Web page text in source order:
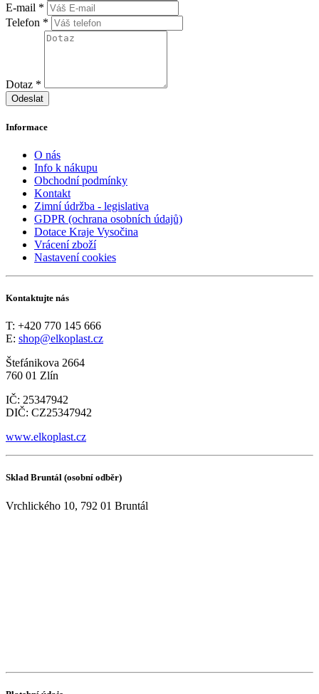
E-mail *
Telefon *
Dotaz *
Odeslat
Informace
O nás
Info k nákupu
Obchodní podmínky
Kontakt
Zimní údržba - legislativa
GDPR (ochrana osobních údajů)
Dotace Kraje Vysočina
Vrácení zboží
Nastavení cookies
Kontaktujte nás
T: +420 770 145 666
E: shop@elkoplast.cz
Štefánikova 2664
760 01 Zlín
IČ: 25347942
DIČ: CZ25347942
www.elkoplast.cz
Sklad Bruntál (osobní odběr)
Vrchlického 10, 792 01 Bruntál